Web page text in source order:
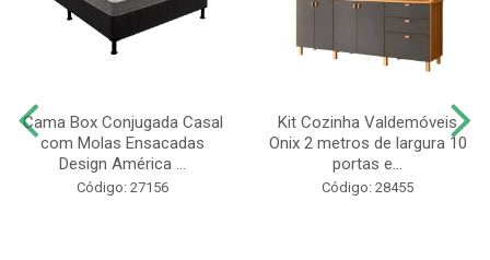
Cama Box Conjugada Casal
com Molas Ensacadas
Design América ...
Código: 27156
Kit Cozinha Valdemóveis
Onix 2 metros de largura 10
portas e...
Código: 28455